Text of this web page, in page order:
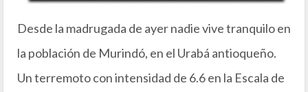
Desde la madrugada de ayer nadie vive tranquilo en
la población de Murindó, en el Urabá antioqueño.
Un terremoto con intensidad de 6.6 en la Escala de